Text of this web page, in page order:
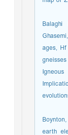
ages,
earth